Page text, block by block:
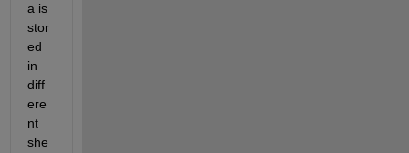
a is
stor
ed
in
diff
ere
nt
she